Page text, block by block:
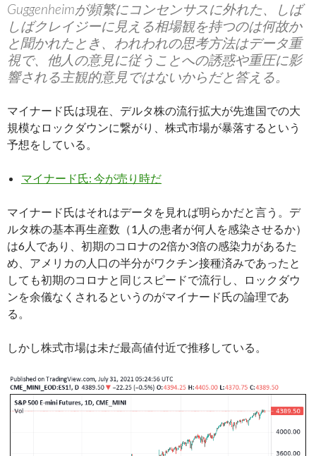
Guggenheimが頻繁にコンセンサスに外れた、しば
しばクレイジーに見える相場観を持つのは何故か
と聞かれたとき、われわれの思考方法はデータ重
視で、他人の意見に従うことへの誘惑や重圧に影
響される主観的意見ではないからだと答える。
マイナード氏は現在、デルタ株の流行拡大が先進国での大
規模なロックダウンに繋がり、株式市場が暴落するという
予想をしている。
マイナード氏: 今が売り時だ
マイナード氏はそれはデータを見れば明らかだと言う。デ
ルタ株の基本再生産数（1人の患者が何人を感染させるか）
は6人であり、初期のコロナの2倍か3倍の感染力があるた
め、アメリカの人口の半分がワクチン接種済みであったと
しても初期のコロナと同じスピードで流行し、ロックダウ
ンを余儀なくされるというのがマイナード氏の論理であ
る。
しかし株式市場は未だ最高値付近で推移している。